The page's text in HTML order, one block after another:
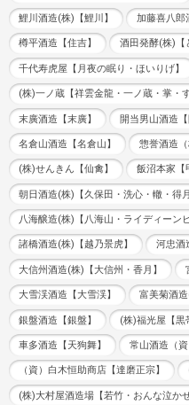
鯉川酒造(株)【鯉川】 加藤喜八郎
樽平酒造【住吉】 酒田発酵(株)【
千代寿虎屋【月夜の眠り・ほいりげ】
(株)一ノ蔵【祥雲金龍・一ノ蔵・掌・
末廣酒造【末廣】 開当男山酒造【
名倉山酒造【名倉山】 惣誉酒造（
(株)せんきん【仙禽】 飯沼本家【
朝日酒造(株)【久保田・洗心・轍・得月
八海醸造(株)【八海山・ライディーン
諸橋酒造(株)【越乃景虎】 河忠酒
大信州酒造(株)【大信州・香月】
大雪渓酒造【大雪渓】 富美菊酒造
銀盤酒造【銀盤】 (株)福光屋【黒
車多酒造【天狗舞】 常山酒造（資
（資）白木恒助商店【達磨正宗】
(株)大村屋酒造場【若竹・おんな泣かせ